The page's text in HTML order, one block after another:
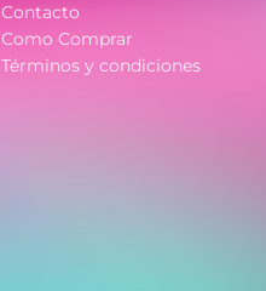
Contacto
Como Comprar
Términos y condiciones